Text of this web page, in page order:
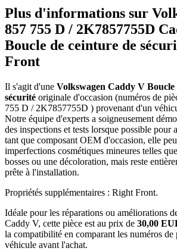
Plus d'informations sur
857 755 D / 2K7857755D
Boucle de ceinture de
Front
Il s'agit d'une Volkswagen Caddy V Boucle
sécurité originale d'occasion (numéros de
755 D / 2K7857755D ) provenant d'un
Notre équipe d'experts a soigneusement
des inspections et tests lorsque possible pour
tant que composant OEM d'occasion, elle
imperfections cosmétiques mineures telles
bosses ou une décoloration, mais reste
prête à l'installation.
Propriétés supplémentaires : Right Front.
Idéale pour les réparations ou améliorations
Caddy V, cette pièce est au prix de 30,00
la compatibilité en comparant les numéros de
véhicule avant l'achat.